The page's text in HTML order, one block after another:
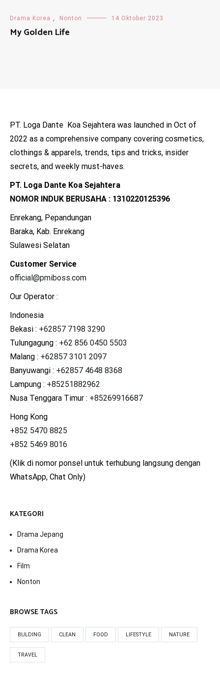
Drama Korea , Nonton 14 Oktober 2023
My Golden Life
PT. Loga Dante Koa Sejahtera was launched in Oct of
2022 as a comprehensive company covering cosmetics,
clothings & apparels, trends, tips and tricks, insider
secrets, and weekly must-haves.
PT. Loga Dante Koa Sejahtera
NOMOR INDUK BERUSAHA : 1310220125396
Enrekang, Pepandungan
Baraka, Kab. Enrekang
Sulawesi Selatan
Customer Service
official@pmiboss.com
Our Operator :
Indonesia
Bekasi : +62857 7198 3290
Tulungagung : +62 856 0450 5503
Malang : +62857 3101 2097
Banyuwangi : +62857 4648 8368
Lampung : +85251882962
Nusa Tenggara Timur : +85269916687
Hong Kong
+852 5470 8825
+852 5469 8016
(Klik di nomor ponsel untuk terhubung langsung dengan
WhatsApp, Chat Only)
KATEGORI
Drama Jepang
Drama Korea
Film
Nonton
BROWSE TAGS
BULDING CLEAN FOOD LIFESTYLE NATURE
TRAVEL